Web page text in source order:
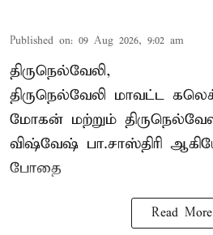
Published on: 09 Aug 2026, 9:02 am
திருநெல்வேலி,
திருநெல்வேலி மாவட்ட
மோகன் மற்றும்
விஷ்வேஷ் பா.சாஸ்திரி
போதை
Read More